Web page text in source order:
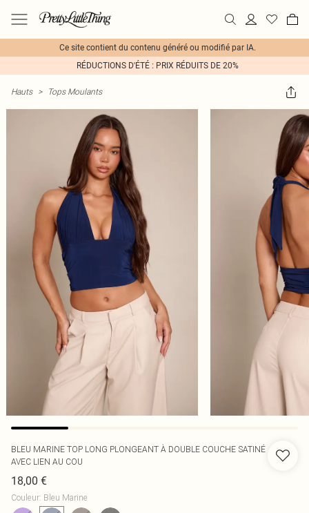
Ce site contient du contenu généré ou modifié par IA.
RÉDUCTIONS D'ÉTÉ : PRIX RÉDUITS DE 20%
Hauts > Tops Moulants
BLEU MARINE TOP LONG PLONGEANT À DOUBLE COUCHE SATINÉ
AVEC LIEN AU COU
18,00 €
Couleur: Bleu Marine